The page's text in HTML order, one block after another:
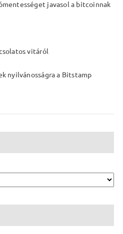
javasol a bitcoinnak
vitáról
nyilvánosságra a Bitstamp